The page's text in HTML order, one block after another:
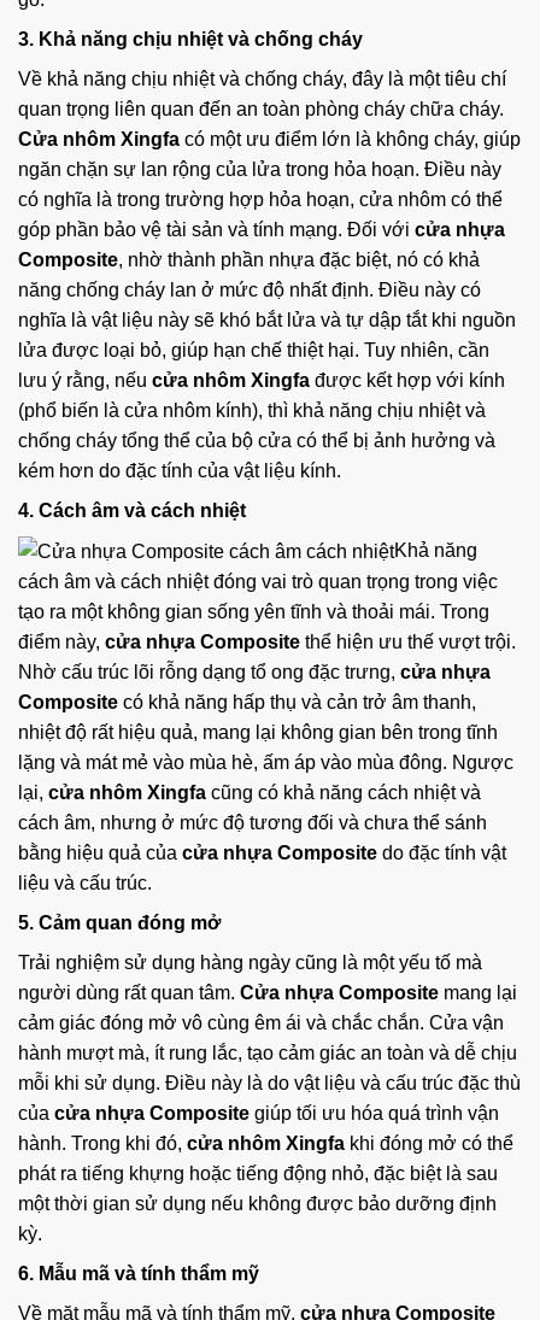
3. Khả năng chịu nhiệt và chống cháy
Về khả năng chịu nhiệt và chống cháy, đây là một tiêu chí
quan trọng liên quan đến an toàn phòng cháy chữa cháy.
Cửa nhôm Xingfa có một ưu điểm lớn là không cháy, giúp
ngăn chặn sự lan rộng của lửa trong hỏa hoạn. Điều này
có nghĩa là trong trường hợp hỏa hoạn, cửa nhôm có thể
góp phần bảo vệ tài sản và tính mạng. Đối với cửa nhựa
Composite, nhờ thành phần nhựa đặc biệt, nó có khả
năng chống cháy lan ở mức độ nhất định. Điều này có
nghĩa là vật liệu này sẽ khó bắt lửa và tự dập tắt khi nguồn
lửa được loại bỏ, giúp hạn chế thiệt hại. Tuy nhiên, cần
lưu ý rằng, nếu cửa nhôm Xingfa được kết hợp với kính
(phổ biến là cửa nhôm kính), thì khả năng chịu nhiệt và
chống cháy tổng thể của bộ cửa có thể bị ảnh hưởng và
kém hơn do đặc tính của vật liệu kính.
4. Cách âm và cách nhiệt
Khả năng
cách âm và cách nhiệt đóng vai trò quan trọng trong việc
tạo ra một không gian sống yên tĩnh và thoải mái. Trong
điểm này, cửa nhựa Composite thể hiện ưu thế vượt trội.
Nhờ cấu trúc lõi rỗng dạng tổ ong đặc trưng, cửa nhựa
Composite có khả năng hấp thụ và cản trở âm thanh,
nhiệt độ rất hiệu quả, mang lại không gian bên trong tĩnh
lặng và mát mẻ vào mùa hè, ấm áp vào mùa đông. Ngược
lại, cửa nhôm Xingfa cũng có khả năng cách nhiệt và
cách âm, nhưng ở mức độ tương đối và chưa thể sánh
bằng hiệu quả của cửa nhựa Composite do đặc tính vật
liệu và cấu trúc.
5. Cảm quan đóng mở
Trải nghiệm sử dụng hàng ngày cũng là một yếu tố mà
người dùng rất quan tâm. Cửa nhựa Composite mang lại
cảm giác đóng mở vô cùng êm ái và chắc chắn. Cửa vận
hành mượt mà, ít rung lắc, tạo cảm giác an toàn và dễ chịu
mỗi khi sử dụng. Điều này là do vật liệu và cấu trúc đặc thù
của cửa nhựa Composite giúp tối ưu hóa quá trình vận
hành. Trong khi đó, cửa nhôm Xingfa khi đóng mở có thể
phát ra tiếng khựng hoặc tiếng động nhỏ, đặc biệt là sau
một thời gian sử dụng nếu không được bảo dưỡng định
kỳ.
6. Mẫu mã và tính thẩm mỹ
Về mặt mẫu mã và tính thẩm mỹ, cửa nhựa Composite